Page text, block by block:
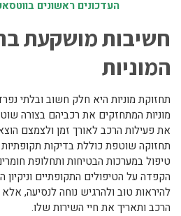
העדכונים ראשונים
חשיבות מושקעת
המוניות
תחזוקת מוניות היא חלק חשוב ובלתי
מוניות המתחזקים את רכביהם בצורה
את פעילות הרכב לאורך זמן ולצמצם
תחזוקה שוטפת כוללת בדיקות
טיפול במערכות הבטיחות ותחלופת
הקפדה על הטיפולים התקופתיים
להיראות טוב ולהרגיש נוחה לנסיעה,
הרכב ותאריך את חיי השירות שלו.